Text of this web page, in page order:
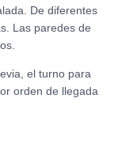
De diferentes
Las paredes de
el turno para
orden de llegada